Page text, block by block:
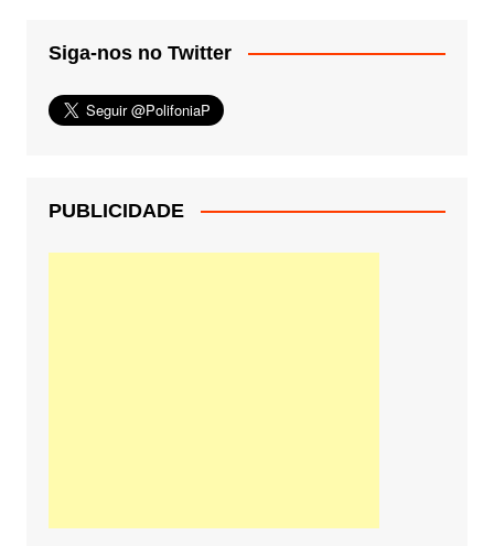
Siga-nos no Twitter
PUBLICIDADE